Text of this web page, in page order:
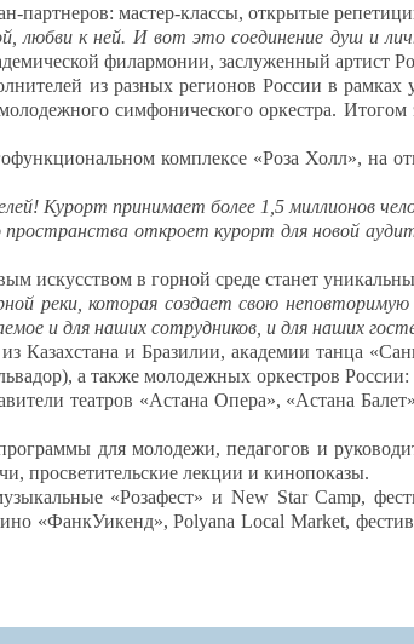
партнеров: мастер-классы, открытые
любви к ней. И вот это соединение душ и
филармонии, заслуженный артист
из разных регионов России в
симфонического оркестра.
комплексе «Роза Холл», на
Курорт принимает более 1,5 миллионов
откроет курорт для новой
искусством в горной среде станет
реки, которая создает свою
и для наших сотрудников, и для наших
Казахстана и Бразилии, академии танца
а также молодежных оркестров
театров «Астана Опера», «Астана
для молодежи, педагогов и
просветительские лекции и кинопоказы.
«Розафест» и New Star Camp,
«ФанкУикенд», Polyana Local Market,